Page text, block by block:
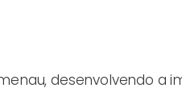
desenvolvendo a